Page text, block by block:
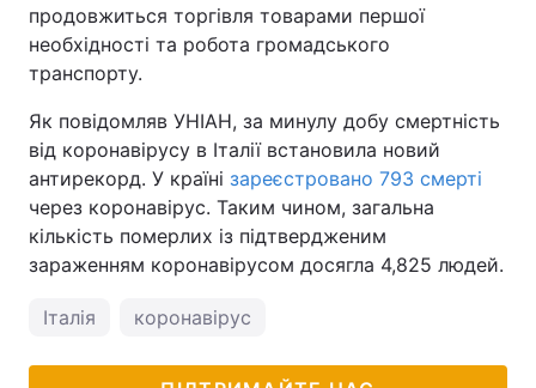
продовжиться торгівля товарами першої
необхідності та робота громадського
транспорту.
Як повідомляв УНІАН, за минулу добу смертність
від коронавірусу в Італії встановила новий
антирекорд. У країні зареєстровано 793 смерті
через коронавірус. Таким чином, загальна
кількість померлих із підтвердженим
зараженням коронавірусом досягла 4,825 людей.
Італія коронавірус